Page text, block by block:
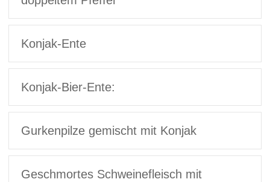
Konjak-Ente
Konjak-Bier-Ente:
Gurkenpilze gemischt mit Konjak
Geschmortes Schweinefleisch mit